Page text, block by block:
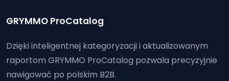
GRYMMO ProCatalog
Dzięki inteligentnej kategoryzacji i aktualizowanym
raportom GRYMMO ProCatalog pozwala precyzyjnie
nawigować po polskim B2B.